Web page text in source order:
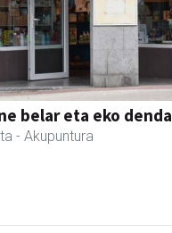
belar eta eko denda
- Akupuntura